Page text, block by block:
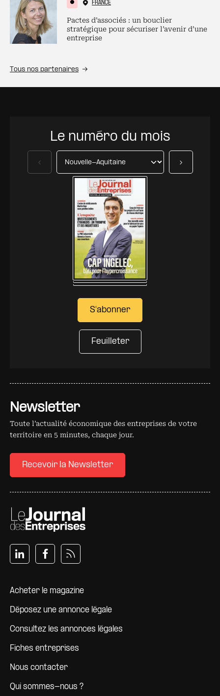
FRANCE
Pactes d’associés : un bouclier
stratégique pour sécuriser l’avenir d’une
entreprise
Tous nos partenaires
Newsletter
Toute l’actualité économique des entreprises de votre
territoire en 5 minutes, chaque jour.
Recevoir la Newsletter
Pied de page
Acheter le magazine
Déposez une annonce légale
Consultez les annonces légales
Fiches entreprises
Nous contacter
Qui sommes-nous ?
Le numéro du mois
S'abonner
Feuilleter
Précédent Suivant